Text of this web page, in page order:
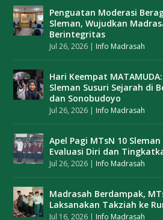
Penguatan Moderasi
Sleman, Wujudkan
Berintegritas
Jul 26, 2026 | Info Madrasah
Hari Keempat
Sleman Susuri Sejarah di
dan Sonobudoyo
Jul 26, 2026 | Info Madrasah
Apel Pagi MTsN 10
Evaluasi Diri dan
Jul 26, 2026 | Info Madrasah
Madrasah Berdampak,
Laksanakan Takziah ke
Jul 16, 2026 | Info Madrasah